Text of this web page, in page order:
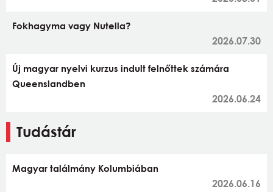
Fokhagyma vagy Nutella?
2026.07.30
Új magyar nyelvi kurzus indult felnőttek számára
Queenslandben
2026.06.24
Tudástár
Magyar találmány Kolumbiában
2026.06.16